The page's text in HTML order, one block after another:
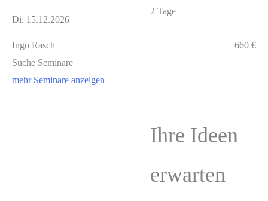
Di. 15.12.2026
2 Tage
Ingo Rasch
660 €
Suche Seminare
mehr Seminare anzeigen
Ihre Ideen
erwarten